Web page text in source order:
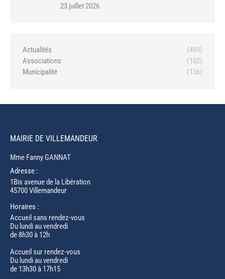
23 juillet 2026
Actualités
(469)
Associations
(102)
Municipalité
(136)
MAIRIE DE VILLEMANDEUR
Mme Fanny GANNAT
Adresse :
1Bis avenue de la Libération
45700 Villemandeur
Horaires :
Accueil sans rendez-vous
Du lundi au vendredi
de 8h30 à 12h
Accueil sur rendez-vous
Du lundi au vendredi
de 13h30 à 17h15